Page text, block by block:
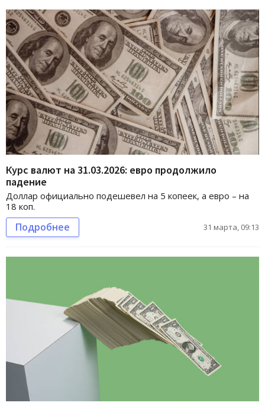
Курс валют на 31.03.2026: евро продолжило
падение
Доллар официально подешевел на 5 копеек, а евро – на
18 коп.
Подробнее 31 марта, 09:13